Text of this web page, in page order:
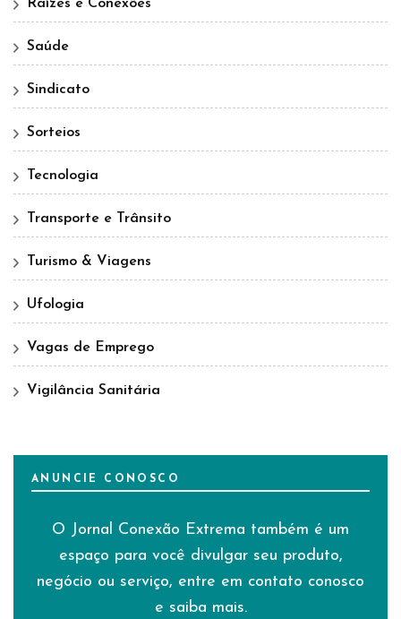
Raízes e Conexões
Saúde
Sindicato
Sorteios
Tecnologia
Transporte e Trânsito
Turismo & Viagens
Ufologia
Vagas de Emprego
Vigilância Sanitária
ANUNCIE CONOSCO
O Jornal Conexão Extrema também é um
espaço para você divulgar seu produto,
negócio ou serviço, entre em contato conosco
e saiba mais.